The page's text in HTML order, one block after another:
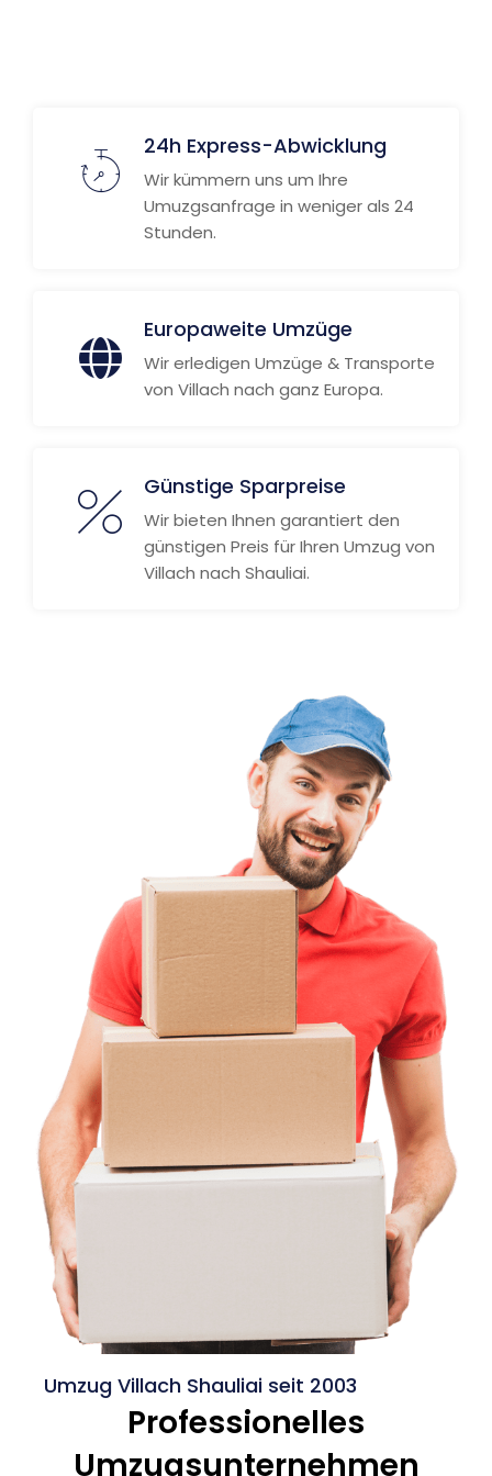
24h Express-Abwicklung
Wir kümmern uns um Ihre
Umuzgsanfrage in weniger als 24
Stunden.
Europaweite Umzüge
Wir erledigen Umzüge & Transporte
von Villach nach ganz Europa.
Günstige Sparpreise
Wir bieten Ihnen garantiert den
günstigen Preis für Ihren Umzug von
Villach nach Shauliai.
Umzug Villach Shauliai seit 2003
Professionelles
Umzugsunternehmen